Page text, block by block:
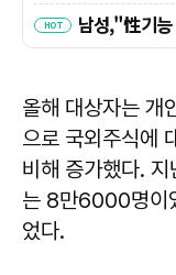
올해 대상자는 개
으로 국외주식에
비해 증가했다.
는 8만6000명이
었다.